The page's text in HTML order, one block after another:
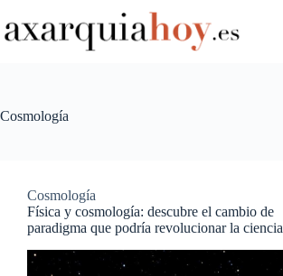
al
contenido
Cosmología
Cosmología
Física y cosmología: descubre el cambio de
paradigma que podría revolucionar la ciencia